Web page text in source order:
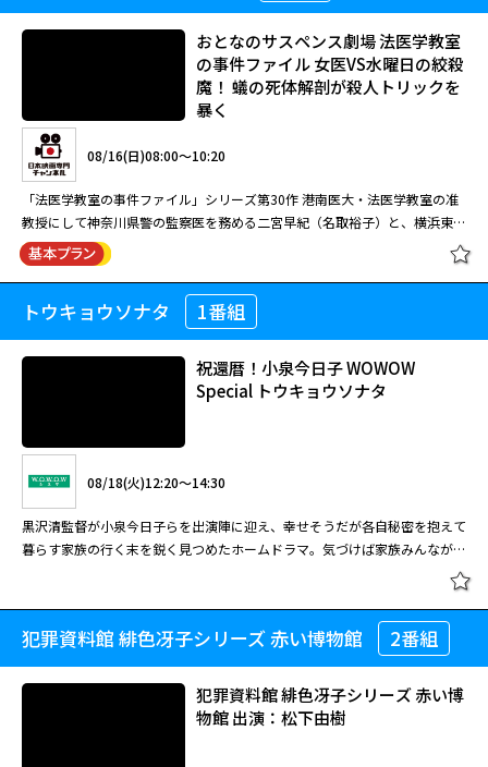
08/12(水)15:00～16:40
元銀行員の財務捜査官・雨宮瑠璃子が、古巣の銀行で起きたOL殺人事件と3
億円横領事件の謎を追う。出演、浅野ゆう子・柳葉敏郎ほか。
08/13(木)15:00～16:40
野ゆう子ほか。
財務捜査官 雨宮瑠璃子3[字]
08/14(金)15:00～16:40
粉飾決算の甘い汁が美人ホステスの死を招く！失踪した社長令嬢に秘められ
た驚愕の遺恨…一枚の領収書が暴く悲しい親子愛。出演、浅野ゆう子・柳葉
おとなのサスペンス劇場 法医学教室
の事件ファイル 女医VS水曜日の絞殺
魔！ 蟻の死体解剖が殺人トリックを
暴く
08/16(日)08:00～10:20
「法医学教室の事件ファイル」シリーズ第30作 港南医大・法医学教室の准
教授にして神奈川県警の監察医を務める二宮早紀（名取裕子）と、横浜東署
の警部で早紀の夫・一馬（宅麻伸）の活躍を描くシリーズの第30弾。殺人
容疑で逮捕された内藤勝の供述に基づき山中に埋められた女性３人の遺体が
発見されるが、内藤はさらにもう一人の殺害を自供。実況見分に立ち会った
早紀（名取裕子）はその死体を見て思わず声をあげる。被害者は港南医大の
看護師・平松翔子だったのだ。
おとなのサスペンス劇場 法医学教室
の事件ファイル 女医VS水曜日の絞殺
魔！ 蟻の死体解剖が殺人トリックを
暴く
教授にして神奈川県警の監察医を務める二宮早紀（名取裕子）と、横浜東署
の警部で早紀の夫・一馬（宅麻伸）の活躍を描くシリーズの第30弾。殺人
容疑で逮捕された内藤勝の供述に基づき山中に埋められた女性３人の遺体が
発見されるが、内藤はさらにもう一人の殺害を自供。実況見分に立ち会った
早紀（名取裕子）はその死体を見て思わず声をあげる。被害者は港南医大の
看護師・平松翔子だったのだ。
トウキョウソナタ 1番組
祝還暦！小泉今日子 WOWOW
Special トウキョウソナタ
08/18(火)12:20～14:30
黒沢清監督が小泉今日子らを出演陣に迎え、幸せそうだが各自秘密を抱えて
暮らす家族の行く末を鋭く見つめたホームドラマ。気づけば家族みんながば
押し入り強盗との接近遭遇になぜか心ときめいてしまうお母さんなど、現代
のトウキョウにあるマイホームで一見仲良く暮らしてきた４人家族の日常生
活が、ふとしたきっかけで崩壊へと向かうさまを、「贖罪」の異才・黒沢清
監督が鋭い皮肉と笑いを織り交ぜながらユーモラスに活写。香川照之、小
泉、役所広司らの人気実力派に加え、小柳友、井之脇海ら、新進の俳優陣も
見応えのある競演を披露し、第６１回カンヌ国際映画祭「ある視点」部門審
祝還暦！小泉今日子 WOWOW
Special トウキョウソナタ
犯罪資料館 緋色冴子シリーズ 赤い博物館 2番組
犯罪資料館 緋色冴子シリーズ 赤い博
物館 出演：松下由樹